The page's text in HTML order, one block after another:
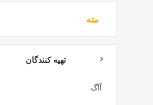
مته
تهیه کنندگان
آاگ